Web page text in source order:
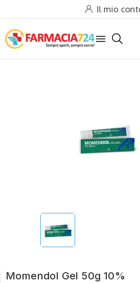
Il mio

Momendol Gel 50g 10%